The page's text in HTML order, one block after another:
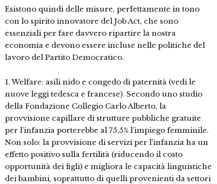
Esistono quindi delle misure, perfettamente in tono
con lo spirito innovatore del Job Act, che sono
essenziali per fare davvero ripartire la nostra
economia e devono essere incluse nelle politiche del
lavoro del Partito Democratico.
1. Welfare: asili nido e congedo di paternità (vedi le
nuove leggi tedesca e francese). Secondo uno studio
della Fondazione Collegio Carlo Alberto, la
provvisione capillare di strutture pubbliche gratuite
per l’infanzia porterebbe al 75,5% l’impiego femminile.
Non solo: la provvisione di servizi per l’infanzia ha un
effetto positivo sulla fertilità (riducendo il costo
opportunità dei figli) e migliora le capacità linguistiche
dei bambini, soprattutto di quelli provenienti da settori